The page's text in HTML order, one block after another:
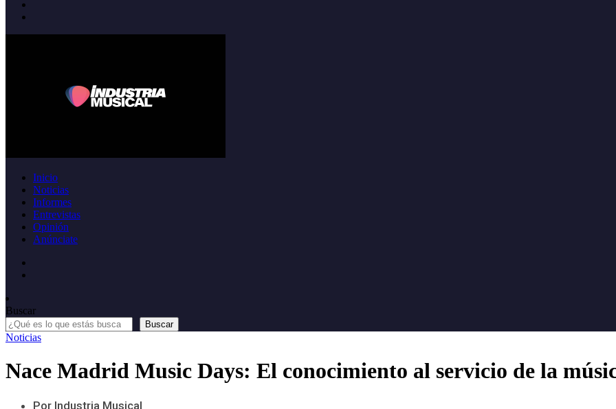
Inicio
Noticias
Informes
Entrevistas
Opinión
Anúnciate
Buscar
Buscar
Noticias
Nace Madrid Music Days: El conocimiento al servicio de la
Por Industria Musical